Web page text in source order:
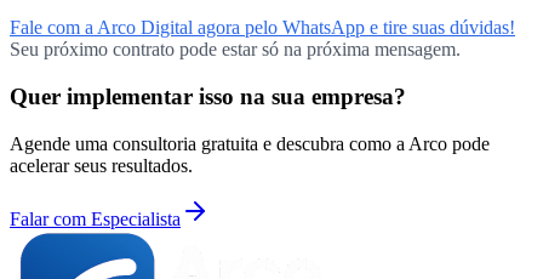
Fale com a Arco Digital agora pelo WhatsApp e tire suas dúvidas!
Seu próximo contrato pode estar só na próxima mensagem.
Quer implementar isso na sua empresa?
Agende uma consultoria gratuita e descubra como a Arco pode
acelerar seus resultados.
Falar com Especialista